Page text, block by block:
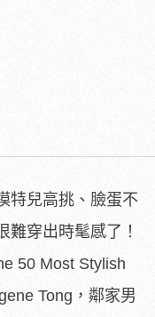
特兒高挑、臉蛋不
難穿出時髦感了！
50 Most Stylish
Tong，鄰家男